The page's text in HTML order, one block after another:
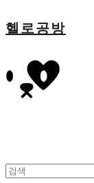
헬로공방